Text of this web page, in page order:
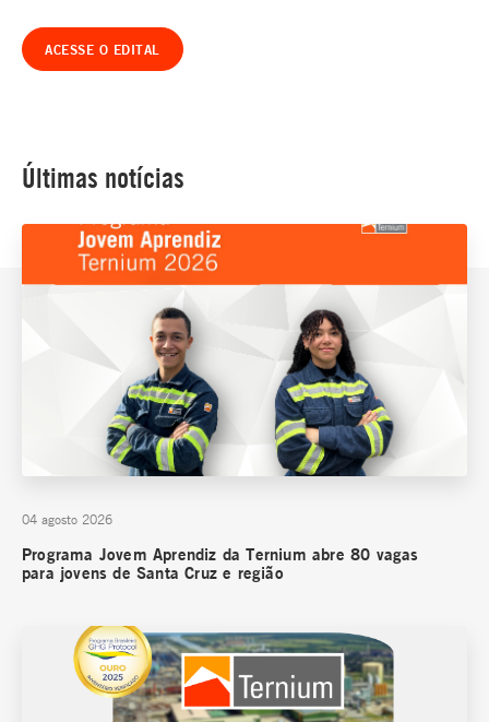
ACESSE O EDITAL
Últimas notícias
04 agosto 2026
Programa Jovem Aprendiz da Ternium abre 80 vagas
para jovens de Santa Cruz e região